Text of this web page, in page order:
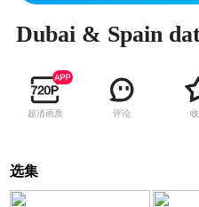
超清画质 评论
选集